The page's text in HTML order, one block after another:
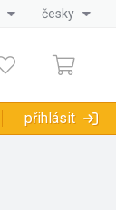
česky
přihlásit